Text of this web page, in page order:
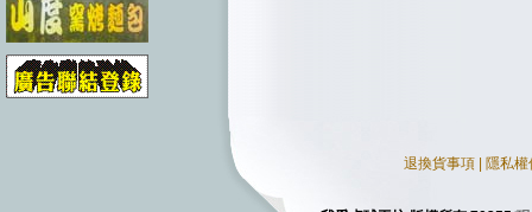
退換貨事項 隱私